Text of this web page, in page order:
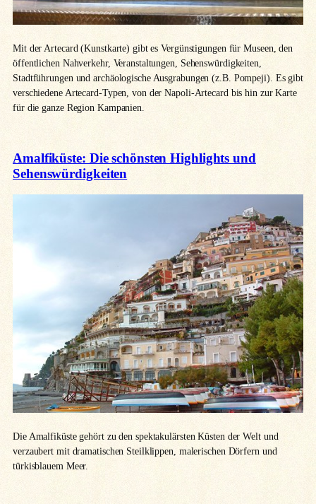
Mit der Artecard (Kunstkarte) gibt es Vergünstigungen für Museen, den
öffentlichen Nahverkehr, Veranstaltungen, Sehenswürdigkeiten,
Stadtführungen und archäologische Ausgrabungen (z.B. Pompeji). Es gibt
verschiedene Artecard-Typen, von der Napoli-Artecard bis hin zur Karte
für die ganze Region Kampanien.
Amalfiküste: Die schönsten Highlights und
Sehenswürdigkeiten
Die Amalfiküste gehört zu den spektakulärsten Küsten der Welt und
verzaubert mit dramatischen Steilklippen, malerischen Dörfern und
türkisblauem Meer.